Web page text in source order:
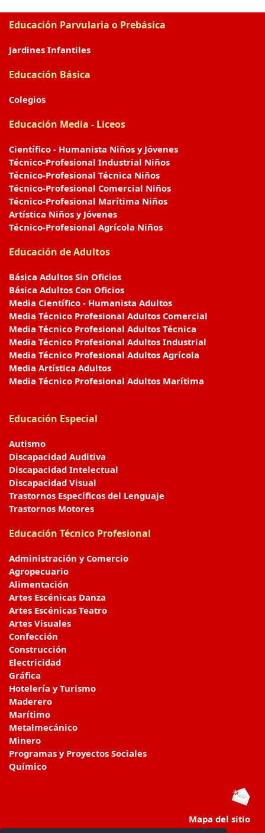
Educación Parvularia o Prebásica
Jardines Infantiles
Educación Básica
Colegios
Educación Media - Liceos
Científico - Humanista Niños y Jóvenes
Técnico-Profesional Industrial Niños
Técnico-Profesional Técnica Niños
Técnico-Profesional Comercial Niños
Técnico-Profesional Marítima Niños
Artística Niños y Jóvenes
Técnico-Profesional Agrícola Niños
Educación de Adultos
Básica Adultos Sin Oficios
Básica Adultos Con Oficios
Media Científico - Humanista Adultos
Media Técnico Profesional Adultos Comercial
Media Técnico Profesional Adultos Técnica
Media Técnico Profesional Adultos Industrial
Media Técnico Profesional Adultos Agrícola
Media Artística Adultos
Media Técnico Profesional Adultos Marítima
Educación Especial
Autismo
Discapacidad Auditiva
Discapacidad Intelectual
Discapacidad Visual
Trastornos Específicos del Lenguaje
Trastornos Motores
Educación Técnico Profesional
Administración y Comercio
Agropecuario
Alimentación
Artes Escénicas Danza
Artes Escénicas Teatro
Artes Visuales
Confección
Construcción
Electricidad
Gráfica
Hotelería y Turismo
Maderero
Marítimo
Metalmecánico
Minero
Programas y Proyectos Sociales
Químico
Mapa del sitio